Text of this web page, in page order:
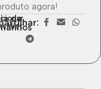
agora!
de